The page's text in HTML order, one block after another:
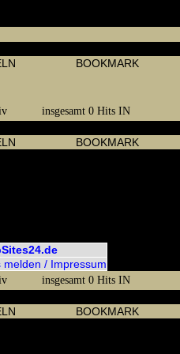
BOOKMARK
insgesamt 0 Hits IN
BOOKMARK
melden / Impressum
insgesamt 0 Hits IN
BOOKMARK